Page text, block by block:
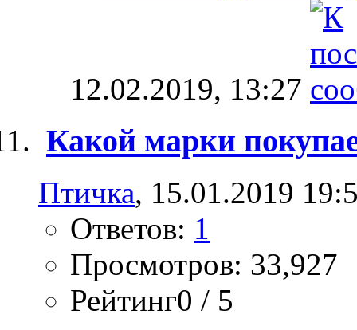
12.02.2019, 13:27
Какой марки
Птичка, 15.01.2019
Ответов: 1
Просмотров: 33,927
Рейтинг0 / 5